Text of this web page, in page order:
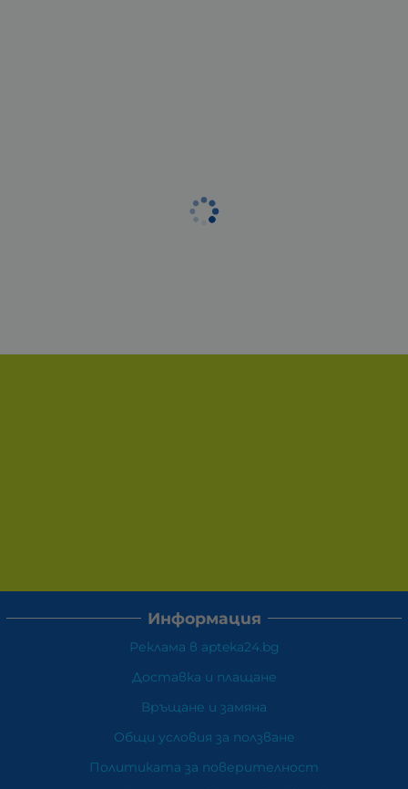
Информация
Реклама в apteka24.bg
Доставка и плащане
Връщане и замяна
Общи условия за ползване
Политиката за поверителност